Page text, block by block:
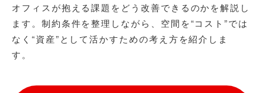
オフィスが抱える課題をどう改善できるのかを解説し
ます。制約条件を整理しながら、空間を“コスト”では
なく“資産”として活かすための考え方を紹介しま
す。